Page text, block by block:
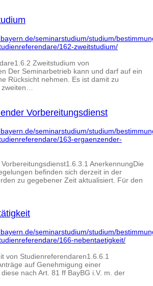
seminarstudium/studium/
162-zweitstudium/
Zweitstudium von
Der Seminarbetrieb kann und darf auf ein
Rücksicht nehmen. Es ist damit zu
zweiten…
Vorbereitungsdienst
seminarstudium/studium/
163-ergaenzender-
AnerkennungDie
befinden sich derzeit in der
zu gegebener Zeit aktualisiert. Für den
seminarstudium/studium/
166-nebentaetigkeit/
von Studienreferendaren1.6.6.1
auf Genehmigung einer
nach Art. 81 ff BayBG i.V. m. der